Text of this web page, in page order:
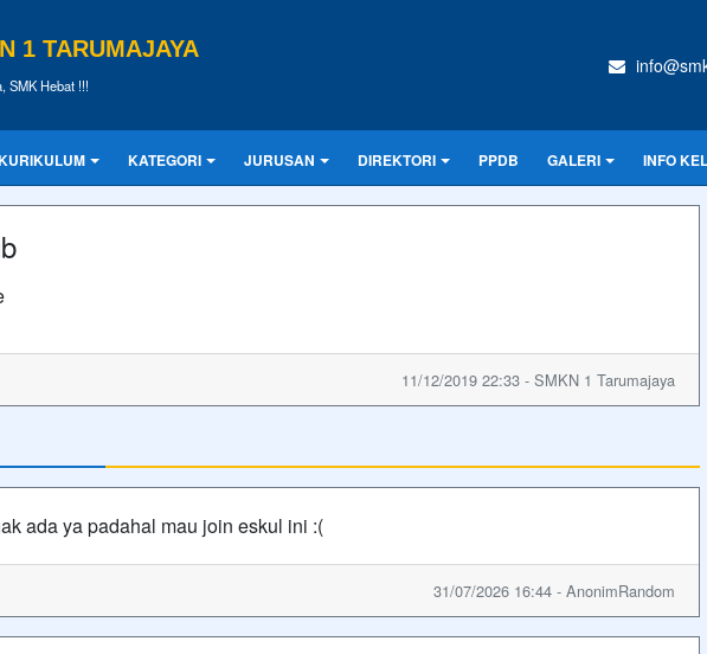
1 TARUMAJAYA
SMK Hebat !!!
KATEGORI JURUSAN DIREKTORI PPDB GALERI INFO
11/12/2019 22:33 - SMKN 1 Tarumajaya
ada ya padahal mau join eskul ini :(
31/07/2026 16:44 - AnonimRandom